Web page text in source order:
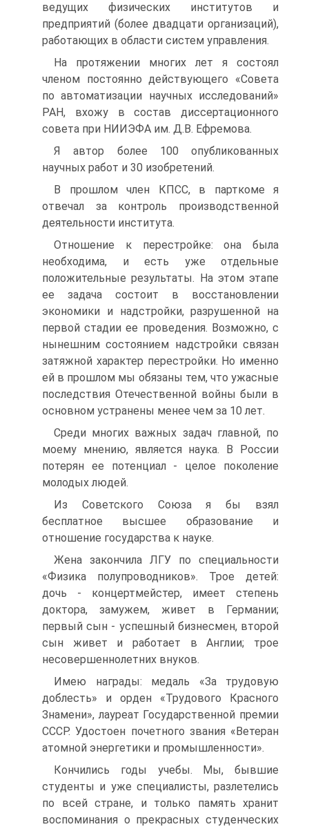
ведущих физических институтов и
предприятий (более двадцати организаций),
работающих в области систем управления.
На протяжении многих лет я состоял
членом постоянно действующего «Совета
по автоматизации научных исследований»
РАН, вхожу в состав диссертационного
совета при НИИЭФА им. Д.В. Ефремова.
Я автор более 100 опубликованных
научных работ и 30 изобретений.
В прошлом член КПСС, в парткоме я
отвечал за контроль производственной
деятельности института.
Отношение к перестройке: она была
необходима, и есть уже отдельные
положительные результаты. На этом этапе
ее задача состоит в восстановлении
экономики и надстройки, разрушенной на
первой стадии ее проведения. Возможно, с
нынешним состоянием надстройки связан
затяжной характер перестройки. Но именно
ей в прошлом мы обязаны тем, что ужасные
последствия Отечественной войны были в
основном устранены менее чем за 10 лет.
Среди многих важных задач главной, по
моему мнению, является наука. В России
потерян ее потенциал - целое поколение
молодых людей.
Из Советского Союза я бы взял
бесплатное высшее образование и
отношение государства к науке.
Жена закончила ЛГУ по специальности
«Физика полупроводников». Трое детей:
дочь - концертмейстер, имеет степень
доктора, замужем, живет в Германии;
первый сын - успешный бизнесмен, второй
сын живет и работает в Англии; трое
несовершеннолетних внуков.
Имею награды: медаль «За трудовую
доблесть» и орден «Трудового Красного
Знамени», лауреат Государственной премии
СССР. Удостоен почетного звания «Ветеран
атомной энергетики и промышленности».
Кончились годы учебы. Мы, бывшие
студенты и уже специалисты, разлетелись
по всей стране, и только память хранит
воспоминания о прекрасных студенческих